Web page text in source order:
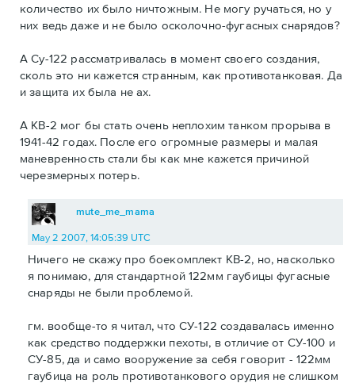
количество их было ничтожным. Не могу ручаться, но у
них ведь даже и не было осколочно-фугасных снарядов?
А Су-122 рассматривалась в момент своего создания,
сколь это ни кажется странным, как противотанковая. Да
и защита их была не ах.
А КВ-2 мог бы стать очень неплохим танком прорыва в
1941-42 годах. После его огромные размеры и малая
маневренность стали бы как мне кажется причиной
черезмерных потерь.
mute_me_mama
May 2 2007, 14:05:39 UTC
Ничего не скажу про боекомплект КВ-2, но, насколько
я понимаю, для стандартной 122мм гаубицы фугасные
снаряды не были проблемой.
гм. вообще-то я читал, что СУ-122 создавалась именно
как средство поддержки пехоты, в отличие от СУ-100 и
СУ-85, да и само вооружение за себя говорит - 122мм
гаубица на роль противотанкового орудия не слишком